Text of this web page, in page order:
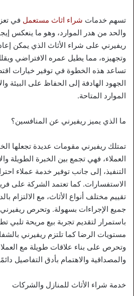
تسهم خدمات شراء اثاث مستعمل في
والحد من هدر الموارد، وهو ما ينعكس
ريفيرني على شراء الأثاث الذي يمكن
وتجهيزه، مما يطيل عمره الافتراضي
تساعد هذه الخطوة في توفير خيارات
الجهود الهادفة إلى الحفاظ على البيئة
الموارد المتاحة.
ما الذي يميز ريفيرني عن المنافسين؟
تمتلك ريفيرني مقومات عديدة تجعلها
العملاء، فهي تجمع بين الخبرة الطويلة
التنفيذ، إلى جانب توفير خدمة عملاء
الاستفسارات. كما تعتمد الشركة على
تقييم مختلف أنواع الأثاث، مع الالتزام
جميع الإجراءات بسهولة. وتحرص
باستمرار لتقديم تجربة بيع مريحة تلبي
مستويات الرضا كما تلتزم ريفيرني
وتحرص على بناء علاقات طويلة مع
والمصداقية والاهتمام بأدق التفاصيل
خدمة شراء الأثاث للمنازل والشركات